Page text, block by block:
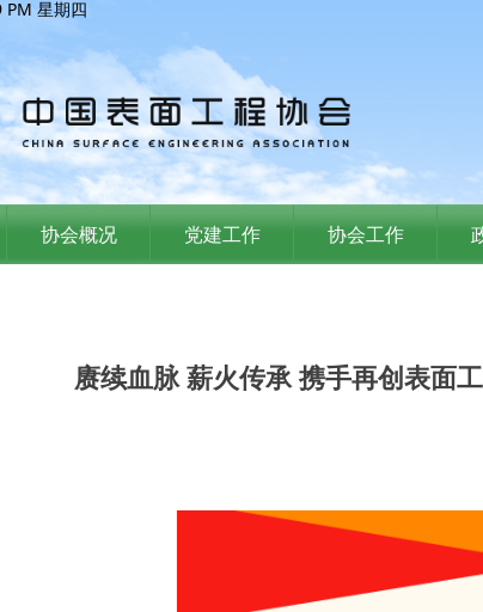
协会概况 党建工作 协会工作
星期四
赓续血脉 薪火传承 携手再创表面